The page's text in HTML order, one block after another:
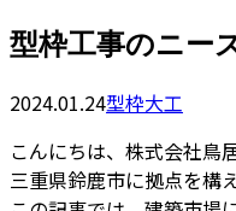
型枠工事のニー
2024.01.24型枠大工
こんにちは、株式会社鳥
三重県鈴鹿市に拠点を構